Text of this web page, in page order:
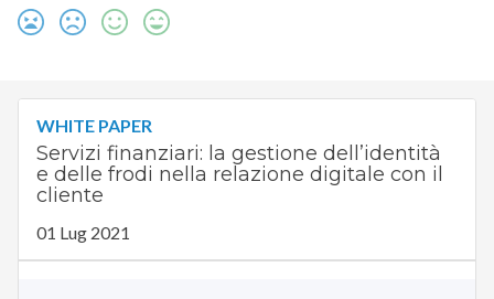
WHITE PAPER
Servizi finanziari: la gestione dell’identità
e delle frodi nella relazione digitale con il
cliente
01 Lug 2021